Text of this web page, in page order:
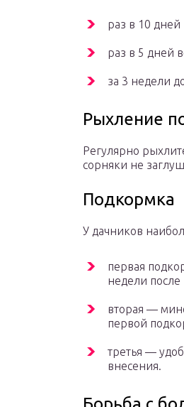
раз в 10
раз в 5 дней
за 3 недели
Рыхление
Регулярно
сорняки не
Подкормка
У дачников
первая
недели после
вторая —
первой
третья —
внесения.